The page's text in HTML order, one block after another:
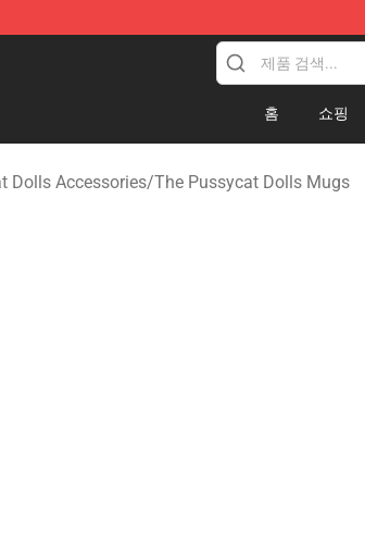
Shop - Official The Pussycat Dolls
홈 쇼핑
Dolls Accessories/The Pussycat Dolls Mugs